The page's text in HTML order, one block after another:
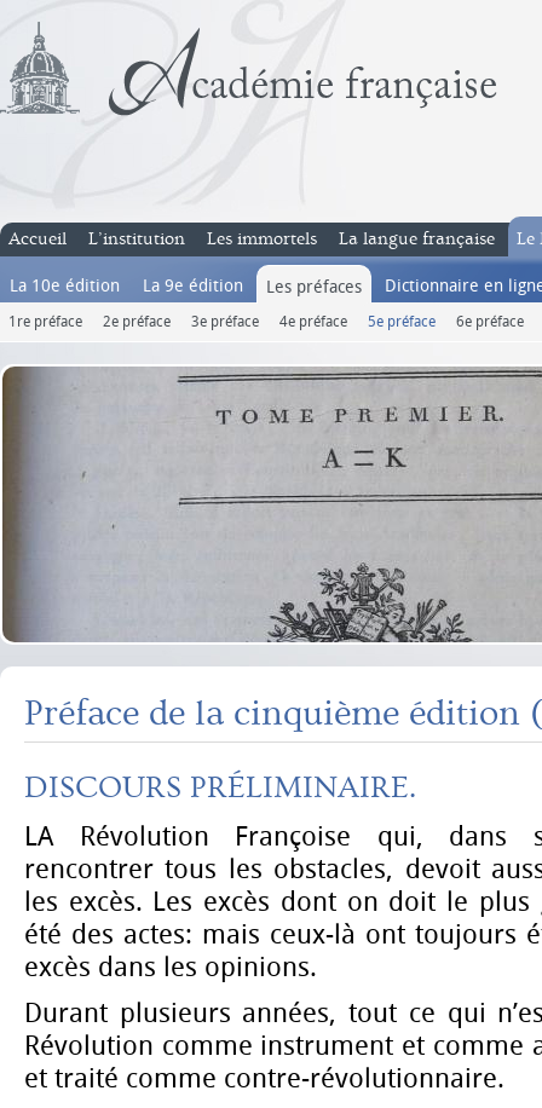
Accueil L’institution Les immortels La langue française Le
La 10e édition La 9e édition Les préfaces
1re préface 2e préface 3e préface 4e préface 5e préface 6e préface
Dictionnaire en
Préface de la cinquième édition
DISCOURS PRÉLIMINAIRE.
LA Révolution Françoise qui, dans
rencontrer tous les obstacles, devoit
les excès. Les excès dont on doit le
été des actes: mais ceux-là ont toujours
excès dans les opinions.
Durant plusieurs années, tout ce qui
Révolution comme instrument et comme
et traité comme contre-révolutionnaire.